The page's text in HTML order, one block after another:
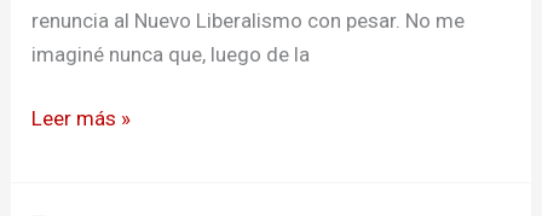
renuncia al Nuevo Liberalismo con pesar. No me
imaginé nunca que, luego de la
Leer más »